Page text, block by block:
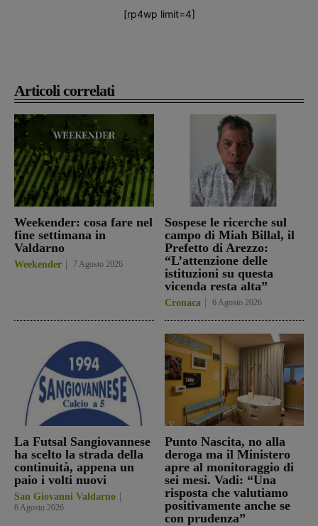
Articoli correlati
Weekender: cosa fare nel
fine settimana in
Valdarno
Weekender 7 Agosto 2026
Sospese le ricerche sul
campo di Miah Billal, il
Prefetto di Arezzo:
“L’attenzione delle
istituzioni su questa
vicenda resta alta”
Cronaca 6 Agosto 2026
La Futsal Sangiovannese
ha scelto la strada della
continuità, appena un
paio i volti nuovi
San Giovanni Valdarno
6 Agosto 2026
Punto Nascita, no alla
deroga ma il Ministero
apre al monitoraggio di
sei mesi. Vadi: “Una
risposta che valutiamo
positivamente anche se
con prudenza”
[rp4wp limit=4]